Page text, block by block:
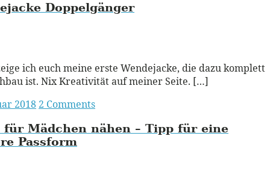
Doppelgänger
ich euch meine erste Wendejacke, die dazu komplett
ist. Nix Kreativität auf meiner Seite. […]
2018 2 Comments
für Mädchen nähen – Tipp für eine
Passform